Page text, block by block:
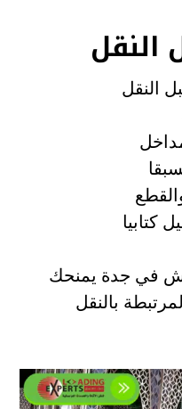
النقل
النقل
كتابيا
في جدة يمنحك
بالنقل